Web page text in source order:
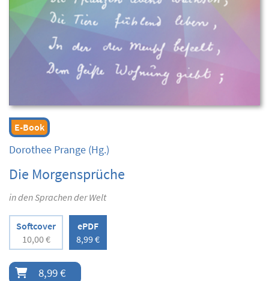
E-Book
Dorothee Prange (Hg.)
Die Morgensprüche
in den Sprachen der Welt
Softcover
10,00 €
ePDF
8,99 €
8,99 €